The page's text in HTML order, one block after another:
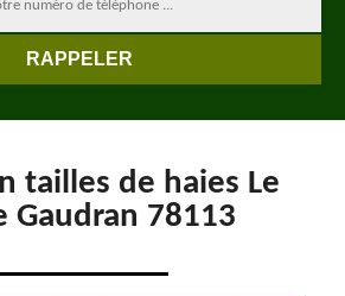
tailles de haies Le
Gaudran 78113